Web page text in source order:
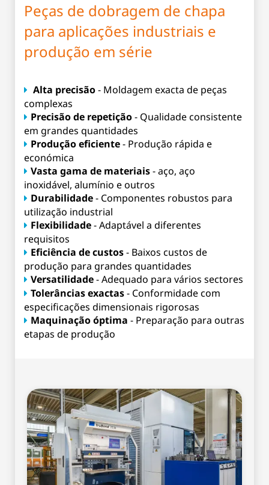
Peças de dobragem de chapa
para aplicações industriais e
produção em série
Alta precisão- Moldagem exacta de peças
complexas
Precisão de repetição- Qualidade consistente
em grandes quantidades
Produção eficiente- Produção rápida e
económica
Vasta gama de materiais- aço, aço
inoxidável, alumínio e outros
Durabilidade- Componentes robustos para
utilização industrial
Flexibilidade- Adaptável a diferentes
requisitos
Eficiência de custos- Baixos custos de
produção para grandes quantidades
Versatilidade- Adequado para vários sectores
Tolerâncias exactas- Conformidade com
especificações dimensionais rigorosas
Maquinação óptima - Preparação para outras
etapas de produção